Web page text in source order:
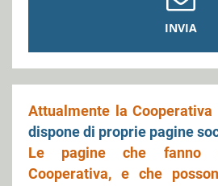
INVIA
Attualmente la Cooperativa
dispone di proprie pagine
Le pagine che fanno
Cooperativa, e che